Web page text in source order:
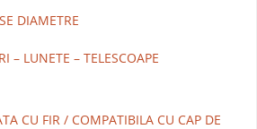
DIAMETRE
– LUNETE – TELESCOAPE
CU FIR / COMPATIBILA CU CAP DE